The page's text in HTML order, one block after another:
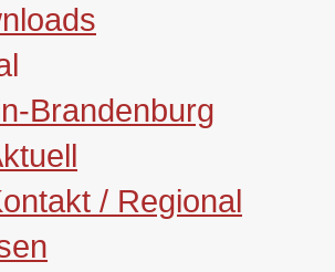
Brandenburg
/ Regional